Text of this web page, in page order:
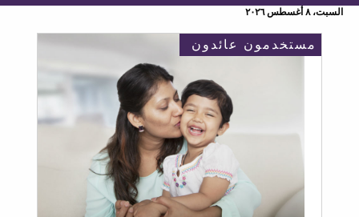
السبت، ٨ أغسطس ٢٠٢٦
مستخدمون عائدون